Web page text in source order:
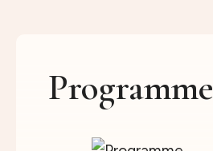
Programme